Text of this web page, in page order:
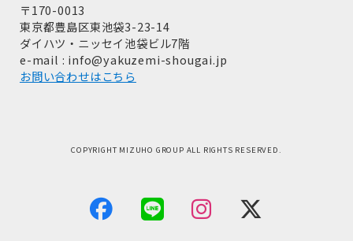
〒170-0013
東京都豊島区東池袋3-23-14
ダイハツ・ニッセイ池袋ビル7階
e-mail : info@yakuzemi-shougai.jp
お問い合わせはこちら
COPYRIGHT MIZUHO GROUP ALL RIGHTS RESERVED.